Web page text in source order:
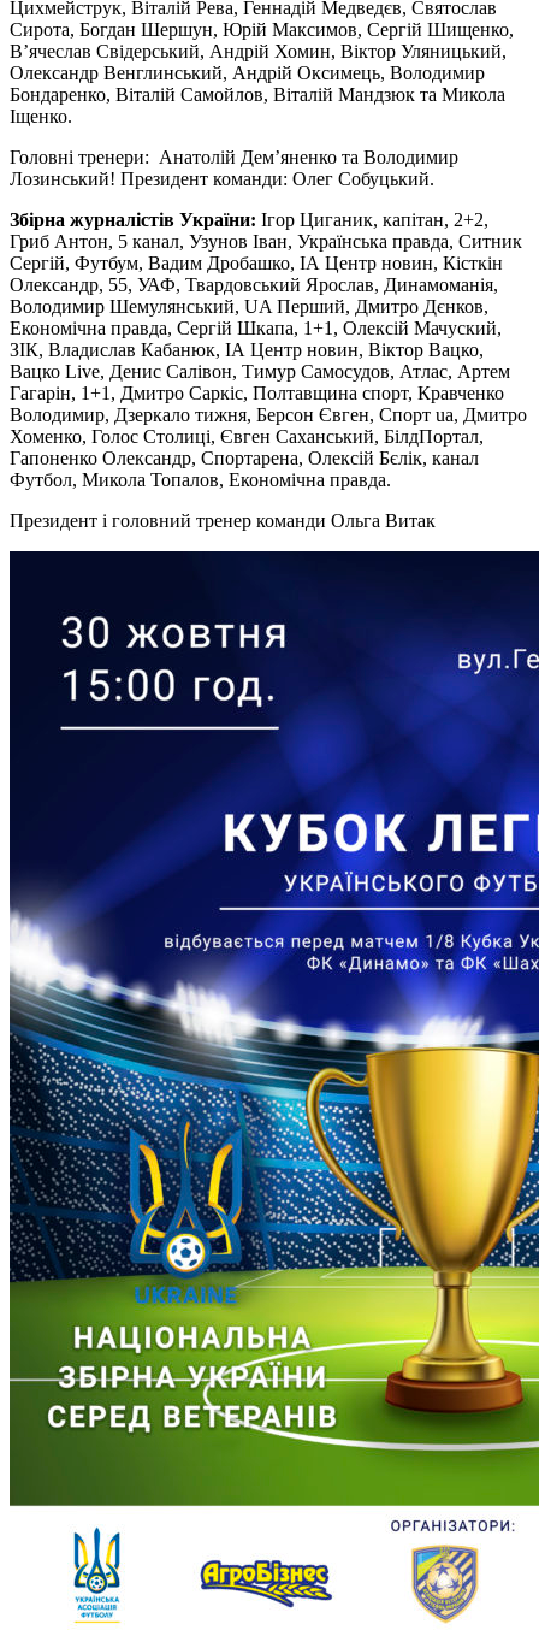
Цихмейструк, Віталій Рева, Геннадій Медведєв, Святослав
Сирота, Богдан Шершун, Юрій Максимов, Сергій Шищенко,
В’ячеслав Свідерський, Андрій Хомин, Віктор Уляницький,
Олександр Венглинський, Андрій Оксимець, Володимир
Бондаренко, Віталій Самойлов, Віталій Мандзюк та Микола
Іщенко.
Головні тренери: Анатолій Дем’яненко та Володимир
Лозинський! Президент команди: Олег Собуцький.
Збірна журналістів України: Ігор Циганик, капітан, 2+2,
Гриб Антон, 5 канал, Узунов Іван, Українська правда, Ситник
Сергій, Футбум, Вадим Дробашко, ІА Центр новин, Кісткін
Олександр, 55, УАФ, Твардовський Ярослав, Динамоманія,
Володимир Шемулянський, UA Перший, Дмитро Дєнков,
Економічна правда, Сергій Шкапа, 1+1, Олексій Мачуский,
ЗІК, Владислав Кабанюк, ІА Центр новин, Віктор Вацко,
Вацко Live, Денис Салівон, Тимур Самосудов, Атлас, Артем
Гагарін, 1+1, Дмитро Саркіс, Полтавщина спорт, Кравченко
Володимир, Дзеркало тижня, Берсон Євген, Спорт ua, Дмитро
Хоменко, Голос Столиці, Євген Саханський, БілдПортал,
Гапоненко Олександр, Спортарена, Олексій Бєлік, канал
Футбол, Микола Топалов, Економічна правда.
Президент і головний тренер команди Ольга Витак